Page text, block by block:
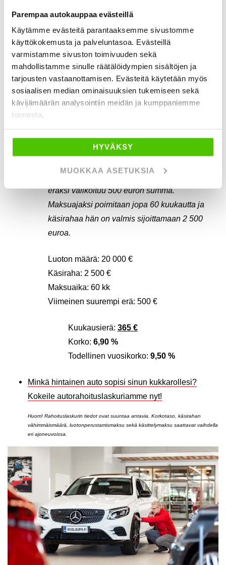
Parempaa autokauppaa evästeillä
Käytämme evästeitä parantaaksemme sivustomme
käyttökokemusta ja palveluntasoa. Evästeillä
varmistamme sivuston toimivuuden sekä
mahdollistamme sinulle räätälöidympien sisältöjen ja
tarjousten vastaanottamisen. Evästeitä käytetään myös
sosiaalisen median ominaisuuksien tukemiseen sekä
kävijämäärän analysointiin meidän ja kumppaniemme
toimesta.
HYVÄKSY
MUOKKAA ASETUKSIA
myöntäminen on mahdollista. Tässä tapauksessa velallisia
Autorahoituksen esimerkkilaskelma
Pekka löytää autoliikkeestä itselleen sopivan
Ford Focuksen, jonka hintalappu on 20 000 €.
osamaksurahoitusta. Pitkä maksuaika sekä
mieleen. Sen vuoksi viimeiseksi suuremmaksi
eräksi valikoituu 500 euron summa.
Maksuajaksi poimitaan jopa 60 kuukautta ja
käsirahaa hän on valmis sijoittamaan 2 500
euroa.
Luoton määrä: 20 000 €
Käsiraha: 2 500 €
Maksuaika: 60 kk
Viimeinen suurempi erä: 500 €
Kuukausierä: 365 €
Korko: 6,90 %
Todellinen vuosikorko: 9,50 %
Minkä hintainen auto sopisi sinun kukkarollesi?
Kokeile autorahoituslaskuriamme nyt!
Huom! Rahoituslaskurin tiedot ovat suuntaa antavia. Korkotaso, käsirahan
vähimmäismäärä, luotonperustamismaksu sekä käsittelymaksu saattavat vaihdella
eri ajoneuvoissa.